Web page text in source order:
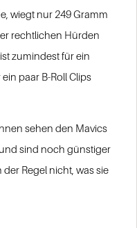
wiegt nur 249 Gramm
rechtlichen Hürden
zumindest für ein
paar B-Roll Clips
sehen den Mavics
sind noch günstiger
Regel nicht, was sie